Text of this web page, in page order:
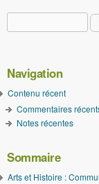
Formulaire de
Navigation
Contenu récent
Commentaires
Notes récentes
Sommaire
Arts et Histoire :